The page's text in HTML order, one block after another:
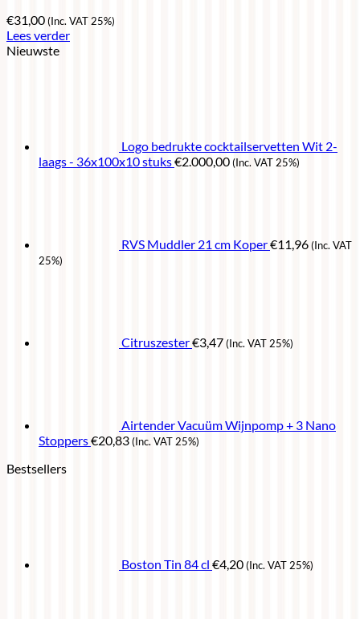
€31,00(Inc. VAT 25%)
Lees verder
Nieuwste
Logo bedrukte cocktailservetten Wit 2-
laags - 36x100x10 stuks€2.000,00(Inc. VAT 25%)
RVS Muddler 21 cm Koper€11,96(Inc. VAT
25%)
Citruszester€3,47(Inc. VAT 25%)
Airtender Vacuüm Wijnpomp + 3 Nano
Stoppers€20,83(Inc. VAT 25%)
Bestsellers
Boston Tin 84 cl €4,20(Inc. VAT 25%)